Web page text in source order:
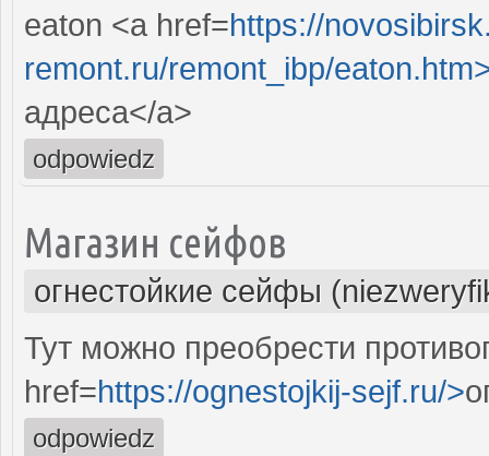
eaton <a href=https://
remont.ru/remont_ibp/
адреса</a>
odpowiedz
Магазин сейфов
огнестойкие сейфы
Тут можно преобрести
href=https://ognestojkij-sejf.ru/>
odpowiedz